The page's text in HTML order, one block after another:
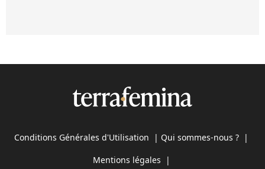
Conditions Générales d'Utilisation | Qui sommes-nous ? |
Mentions légales |